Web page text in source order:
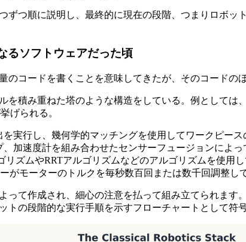
ずつ順に説明し、最終的に現在の段階、つまりロボ
るソフトウェアだった頃
コードを書くことを意味してきたが、そのコードの
積み重ねた塔のような構造をしている。例としては
げられる。
実行し、幾何学的マッチングを使用してワークピース
加速度計を組み合わせたセンサーフュージョンによっ
ズムやRRTアルゴリズムなどのアルゴリズムを使用
がモーターのトルクを毎秒数百回または数千回調整し
って作成され、細心の注意を払って組み立てられま
の段階的な実行手順を示すフローチャートとして符